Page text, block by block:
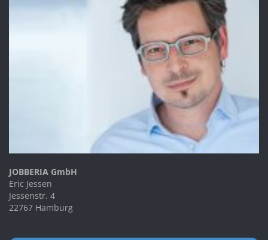
JOBBERIA GmbH
Eric Jessen
Jessenstr. 4
22767 Hamburg